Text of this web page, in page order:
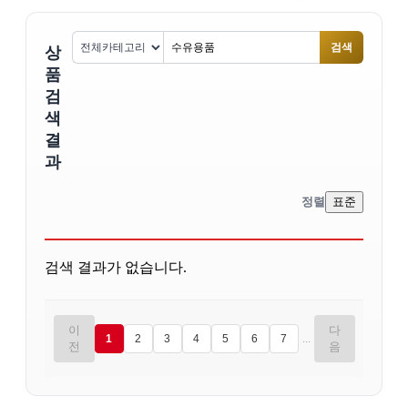
상
품
검
색
결
과
검색
정렬 표준
검색 결과가 없습니다.
이
전
1 2 3 4 5 6 7 ...
다
음